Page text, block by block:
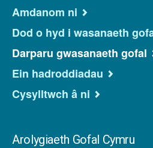
Amdanom ni
Dod o hyd i wasanaeth
Darparu gwasanaeth gofal
Ein hadroddiadau
Cysylltwch â ni
Arolygiaeth Gofal Cymru